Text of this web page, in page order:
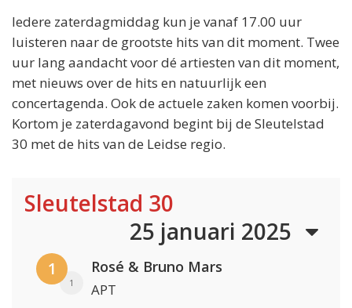
Iedere zaterdagmiddag kun je vanaf 17.00 uur
luisteren naar de grootste hits van dit moment. Twee
uur lang aandacht voor dé artiesten van dit moment,
met nieuws over de hits en natuurlijk een
concertagenda. Ook de actuele zaken komen voorbij.
Kortom je zaterdagavond begint bij de Sleutelstad
30 met de hits van de Leidse regio.
Sleutelstad 30
25 januari 2025
1
1
Rosé & Bruno Mars
APT